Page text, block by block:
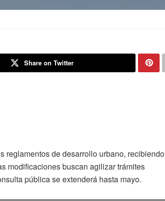
Share on Twitter
reglamentos de desarrollo urbano, recibiendo
modificaciones buscan agilizar trámites
pública se extenderá hasta mayo.